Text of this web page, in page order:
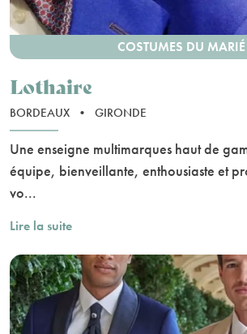
COSTUMES DU MARIÉ
Lothaire
BORDEAUX • GIRONDE
Une enseigne multimarques haut de
équipe, bienveillante, enthousiaste et
vo...
Lire la suite